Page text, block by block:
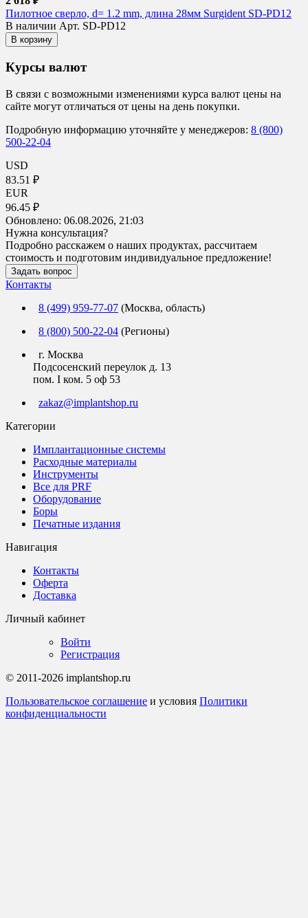
Пилотное сверло, d= 1.2 mm, длина 28мм Surgident SD-PD12
В наличии Арт. SD-PD12
В корзину
Курсы валют
В связи с возможными изменениями курса валют цены на
сайте могут отличаться от цены на день покупки.
Подробную информацию уточняйте у менеджеров: 8 (800)
500-22-04
USD
83.51 ₽
EUR
96.45 ₽
Обновлено: 06.08.2026, 21:03
Нужна консультация?
Подробно расскажем о наших продуктах, рассчитаем
стоимость и подготовим индивидуальное предложение!
Задать вопрос
Контакты
8 (499) 959-77-07 (Москва, область)
8 (800) 500-22-04 (Регионы)
г. Москва
Подсосенский переулок д. 13
пом. I ком. 5 оф 53
zakaz@implantshop.ru
Категории
Имплантационные системы
Расходные материалы
Инструменты
Все для PRF
Оборудование
Боры
Печатные издания
Навигация
Контакты
Оферта
Доставка
Личный кабинет
Войти
Регистрация
© 2011-2026 implantshop.ru
Пользовательское соглашение и условия Политики
конфиденциальности